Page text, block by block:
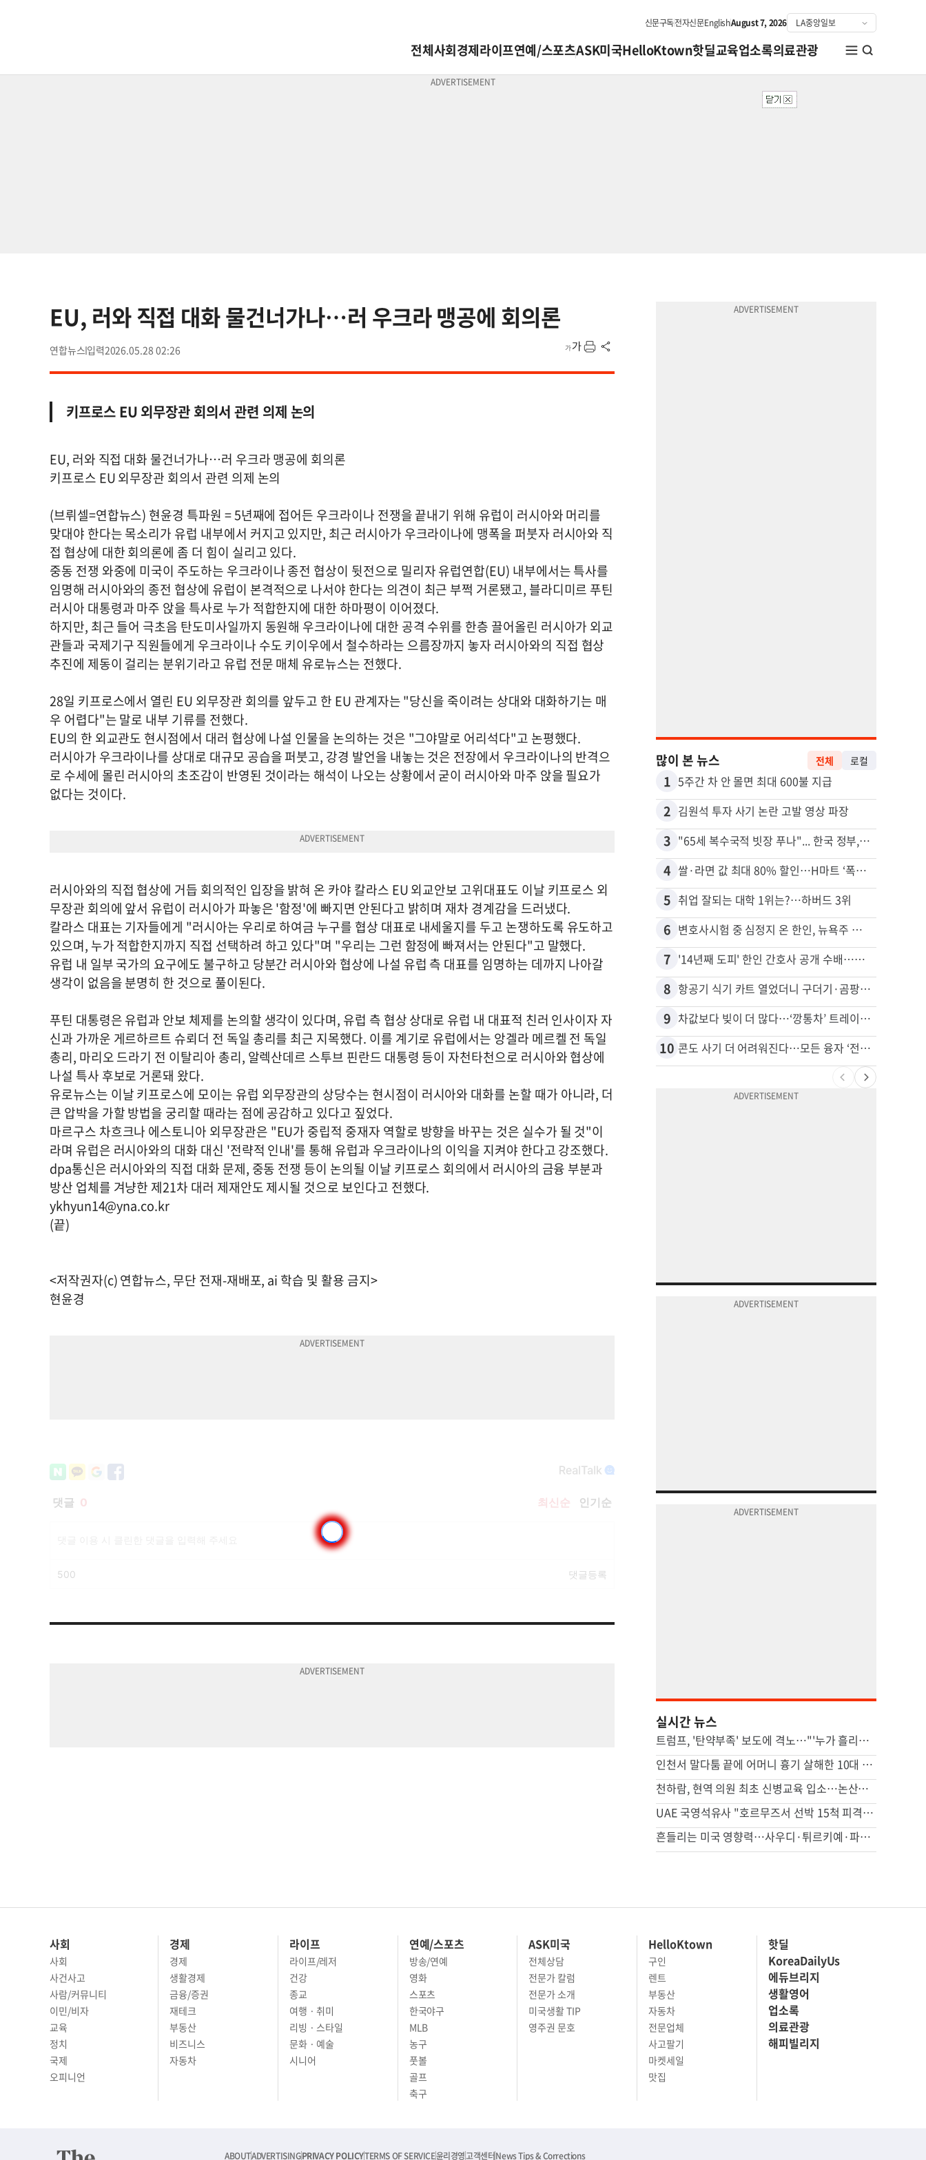
신문구독전자신문EnglishAugust 7, 2026
전체사회경제라이프연예/스포츠ASK미국HelloKtown핫딜교육업소록의료관광
EU, 러와 직접 대화 물건너가나…러 우크라 맹공에 회의론
연합뉴스 2026.05.28 02:26
키프로스 EU 외무장관 회의서 관련 의제 논의
EU, 러와 직접 대화 물건너가나…러 우크라 맹공에 회의론
키프로스 EU 외무장관 회의서 관련 의제 논의
(브뤼셀=연합뉴스) 현윤경 특파원 = 5년째에 접어든 우크라이나 전쟁을 끝내기 위해 유럽이 러시아와 머리를
맞대야 한다는 목소리가 유럽 내부에서 커지고 있지만, 최근 러시아가 우크라이나에 맹폭을 퍼붓자 러시아와 직
접 협상에 대한 회의론에 좀 더 힘이 실리고 있다.
중동 전쟁 와중에 미국이 주도하는 우크라이나 종전 협상이 뒷전으로 밀리자 유럽연합(EU) 내부에서는 특사를
임명해 러시아와의 종전 협상에 유럽이 본격적으로 나서야 한다는 의견이 최근 부쩍 거론됐고, 블라디미르 푸틴
러시아 대통령과 마주 앉을 특사로 누가 적합한지에 대한 하마평이 이어졌다.
하지만, 최근 들어 극초음 탄도미사일까지 동원해 우크라이나에 대한 공격 수위를 한층 끌어올린 러시아가 외교
관들과 국제기구 직원들에게 우크라이나 수도 키이우에서 철수하라는 으름장까지 놓자 러시아와의 직접 협상
추진에 제동이 걸리는 분위기라고 유럽 전문 매체 유로뉴스는 전했다.
28일 키프로스에서 열린 EU 외무장관 회의를 앞두고 한 EU 관계자는 "당신을 죽이려는 상대와 대화하기는 매
우 어렵다"는 말로 내부 기류를 전했다.
EU의 한 외교관도 현시점에서 대러 협상에 나설 인물을 논의하는 것은 "그야말로 어리석다"고 논평했다.
러시아가 우크라이나를 상대로 대규모 공습을 퍼붓고, 강경 발언을 내놓는 것은 전장에서 우크라이나의 반격으
로 수세에 몰린 러시아의 초조감이 반영된 것이라는 해석이 나오는 상황에서 굳이 러시아와 마주 앉을 필요가
없다는 것이다.
러시아와의 직접 협상에 거듭 회의적인 입장을 밝혀 온 카야 칼라스 EU 외교안보 고위대표도 이날 키프로스 외
무장관 회의에 앞서 유럽이 러시아가 파놓은 '함정'에 빠지면 안된다고 밝히며 재차 경계감을 드러냈다.
칼라스 대표는 기자들에게 "러시아는 우리로 하여금 누구를 협상 대표로 내세울지를 두고 논쟁하도록 유도하고
있으며, 누가 적합한지까지 직접 선택하려 하고 있다"며 "우리는 그런 함정에 빠져서는 안된다"고 말했다.
유럽 내 일부 국가의 요구에도 불구하고 당분간 러시아와 협상에 나설 유럽 측 대표를 임명하는 데까지 나아갈
생각이 없음을 분명히 한 것으로 풀이된다.
푸틴 대통령은 유럽과 안보 체제를 논의할 생각이 있다며, 유럽 측 협상 상대로 유럽 내 대표적 친러 인사이자 자
신과 가까운 게르하르트 슈뢰더 전 독일 총리를 최근 지목했다. 이를 계기로 유럽에서는 앙겔라 메르켈 전 독일
총리, 마리오 드라기 전 이탈리아 총리, 알렉산데르 스투브 핀란드 대통령 등이 자천타천으로 러시아와 협상에
나설 특사 후보로 거론돼 왔다.
유로뉴스는 이날 키프로스에 모이는 유럽 외무장관의 상당수는 현시점이 러시아와 대화를 논할 때가 아니라, 더
큰 압박을 가할 방법을 궁리할 때라는 점에 공감하고 있다고 짚었다.
마르구스 차흐크나 에스토니아 외무장관은 "EU가 중립적 중재자 역할로 방향을 바꾸는 것은 실수가 될 것"이
라며 유럽은 러시아와의 대화 대신 '전략적 인내'를 통해 유럽과 우크라이나의 이익을 지켜야 한다고 강조했다.
dpa통신은 러시아와의 직접 대화 문제, 중동 전쟁 등이 논의될 이날 키프로스 회의에서 러시아의 금융 부분과
방산 업체를 겨냥한 제21차 대러 제재안도 제시될 것으로 보인다고 전했다.
ykhyun14@yna.co.kr
(끝)
<저작권자(c) 연합뉴스, 무단 전재-재배포, ai 학습 및 활용 금지>
현윤경
많이 본 뉴스 전체 로컬
1 5주간 차 안 몰면 최대 600불 지급
2 김원석 투자 사기 논란 고발 영상 파장
3 "65세 복수국적 빗장 푸나"... 한국 정부, 연령 완화 전면 추진
4 쌀·라면 값 최대 80% 할인…H마트 ‘폭탄 세일’
5 취업 잘되는 대학 1위는?…하버드 3위
6 변호사시험 중 심정지 온 한인, 뉴욕주 제소
7 '14년째 도피' 한인 간호사 공개 수배…메디케어 사기 유죄
8 항공기 식기 카트 열었더니 구더기·곰팡이…LAX 기내식 업체 논란
9 차값보다 빚이 더 많다…‘깡통차’ 트레이드인 급증
10 콘도 사기 더 어려워진다…모든 융자 ‘전체 심사’
실시간 뉴스
트럼프, '탄약부족' 보도에 격노…"'누가 흘리나' 색출 지시"
인천서 말다툼 끝에 어머니 흉기 살해한 10대 아들 체포
천하람, 현역 의원 최초 신병교육 입소…논산서 2박3일 생활
UAE 국영석유사 "호르무즈서 선박 15척 피격…이번주에도 3척"
흔들리는 미국 영향력…사우디·튀르키예·파키스탄 안보 손잡았다(종합)
사회
사회
사건사고
사람/커뮤니티
이민/비자
교육
정치
국제
경제
경제
생활경제
금융/증권
재테크
부동산
비즈니스
라이프
라이프/레저
건강
종교
여행 · 취미
리빙 · 스타일
문화 · 예술
연예/스포츠
방송/연예
영화
스포츠
한국야구
MLB
농구
풋볼
골프
ASK미국
전체상담
전문가 칼럼
전문가 소개
미국생활 TIP
HelloKtown
구인
렌트
부동산
자동차
전문업체
사고팔기
마켓세일
핫딜
KoreaDailyUs
에듀브리지
생활영어
업소록
의료관광
해피빌리지